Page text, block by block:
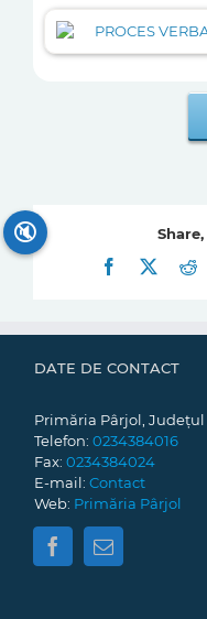
PROCES
Facebook
DATE DE CONTACT
Primăria Pârjol, Județul
Telefon: 0234384016
Fax: 0234384024
E-mail: Contact
Web: Primăria Pârjol
🔇